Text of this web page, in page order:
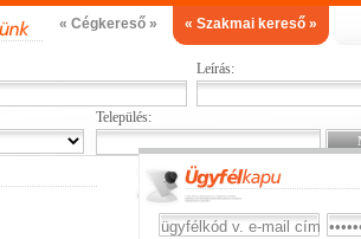
« Cégkereső » « Szakmai kereső »
Leírás:
Település: